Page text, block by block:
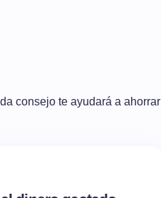
consejo te ayudará a ahorrar